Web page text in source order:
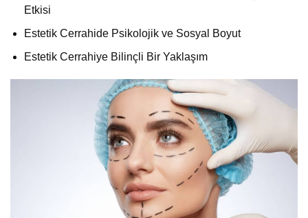
Etkisi
Estetik Cerrahide Psikolojik ve Sosyal Boyut
Estetik Cerrahiye Bilinçli Bir Yaklaşım